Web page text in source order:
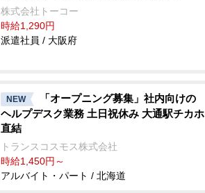
株式会社トーコー
時給1,290円
派遣社員 / 大阪府
NEW
「オープニング募集」社内向けの
ヘルプデスク業務 土日祝休み 大通駅チカホ
直結
トランスコスモス株式会社
時給1,450円～
アルバイト・パート / 北海道